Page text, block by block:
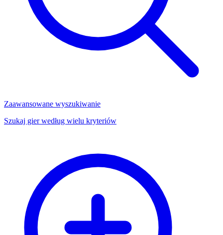
Zaawansowane wyszukiwanie
Szukaj gier według wielu kryteriów